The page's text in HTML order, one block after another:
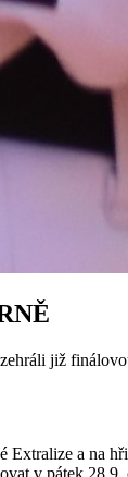
již
a na
v pátek